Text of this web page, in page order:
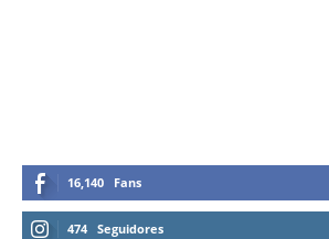
16,140 Fans
474 Seguidores